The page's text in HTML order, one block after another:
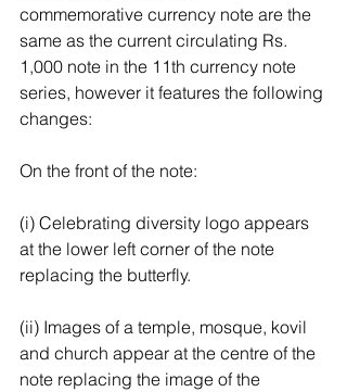
commemorative currency note are the
same as the current circulating Rs.
1,000 note in the 11th currency note
series, however it features the following
changes:
On the front of the note:
(i) Celebrating diversity logo appears
at the lower left corner of the note
replacing the butterfly.
(ii) Images of a temple, mosque, kovil
and church appear at the centre of the
note replacing the image of the